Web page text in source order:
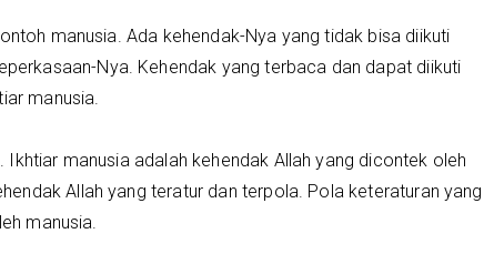
manusia. Ada kehendak-Nya yang tidak bisa diikuti
Nya. Kehendak yang terbaca dan dapat diikuti
manusia.
Ikhtiar manusia adalah kehendak Allah yang dicontek oleh
Allah yang teratur dan terpola. Pola keteraturan yang
manusia.